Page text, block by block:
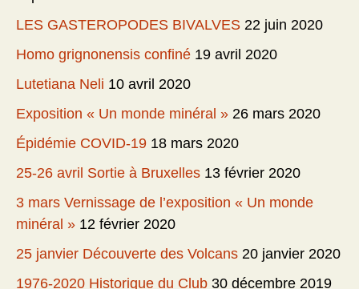
LES GASTEROPODES BIVALVES 22 juin 2020
Homo grignonensis confiné 19 avril 2020
Lutetiana Neli 10 avril 2020
Exposition « Un monde minéral » 26 mars 2020
Épidémie COVID-19 18 mars 2020
25-26 avril Sortie à Bruxelles 13 février 2020
3 mars Vernissage de l’exposition « Un monde
minéral » 12 février 2020
25 janvier Découverte des Volcans 20 janvier 2020
1976-2020 Historique du Club 30 décembre 2019